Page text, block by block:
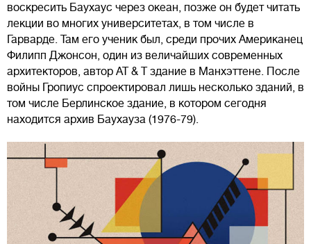
воскресить Баухаус через океан, позже он будет читать
лекции во многих университетах, в том числе в
Гарварде. Там его ученик был, среди прочих Американец
Филипп Джонсон, один из величайших современных
архитекторов, автор AT & T здание в Манхэттене. После
войны Гропиус спроектировал лишь несколько зданий, в
том числе Берлинское здание, в котором сегодня
находится архив Баухауза (1976-79).